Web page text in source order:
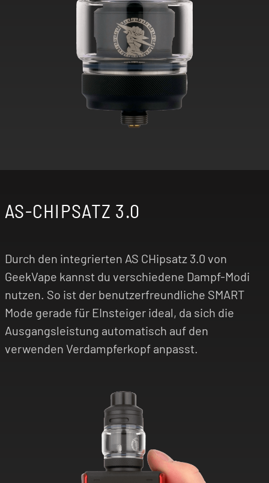
AS-CHIPSATZ 3.0
Durch den integrierten AS CHipsatz 3.0 von
GeekVape kannst du verschiedene Dampf-Modi
nutzen. So ist der benutzerfreundliche SMART
Mode gerade für EInsteiger ideal, da sich die
Ausgangsleistung automatisch auf den
verwenden Verdampferkopf anpasst.